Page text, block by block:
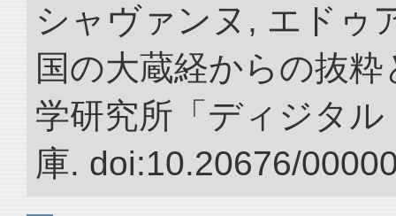
シャヴァンヌ, エドゥ
国の大蔵経からの抜
学研究所「ディジタ
庫. doi:10.20676/